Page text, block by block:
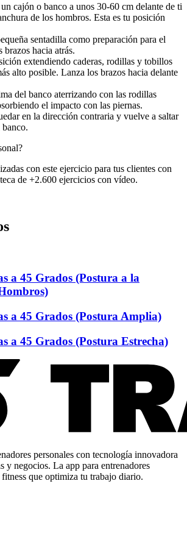
cajón o banco a unos 30-60 cm delante de ti
de los hombros. Esta es tu posición
sentadilla como preparación para el
brazos hacia atrás.
extendiendo caderas, rodillas y tobillos
alto posible. Lanza los brazos hacia delante
del banco aterrizando con las rodillas
el impacto con las piernas.
en la dirección contraria y vuelve a saltar
con este ejercicio para tus clientes con
de +2.600 ejercicios con vídeo.
a 45 Grados (Postura a la
a 45 Grados (Postura Amplia)
a 45 Grados (Postura Estrecha)
personales con tecnología innovadora
y negocios. La app para entrenadores
fitness que optimiza tu trabajo diario.